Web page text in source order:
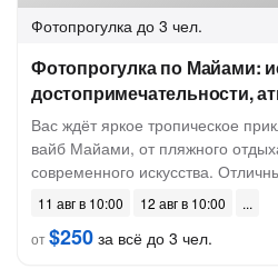
Фотопрогулка до 3 чел.
Фотопрогулка по Майами:
достопримечательности,
Вас ждёт яркое тропическое
вайб Майами, от пляжного
современного искусства.
11 авг в 10:00
12 авг в 10:00
от$250 за всё до 3 чел.